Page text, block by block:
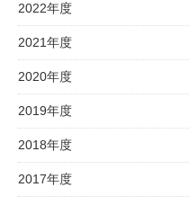
2022年度
2021年度
2020年度
2019年度
2018年度
2017年度